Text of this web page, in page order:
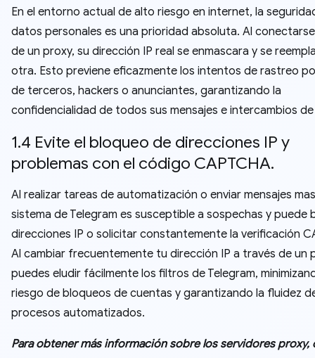
En el entorno actual de alto riesgo en internet, la
datos personales es una prioridad absoluta. Al
de un proxy, su dirección IP real se enmascara y se
otra. Esto previene eficazmente los intentos de rastreo
de terceros, hackers o anunciantes, garantizando la
confidencialidad de todos sus mensajes e intercambios
1.4 Evite el bloqueo de direcciones IP y
problemas con el código CAPTCHA.
Al realizar tareas de automatización o enviar mensajes
sistema de Telegram es susceptible a sospechas y puede
direcciones IP o solicitar constantemente la verificación
Al cambiar frecuentemente tu dirección IP a través de un
puedes eludir fácilmente los filtros de Telegram,
riesgo de bloqueos de cuentas y garantizando la fluidez
procesos automatizados.
Para obtener más información sobre los servidores proxy,